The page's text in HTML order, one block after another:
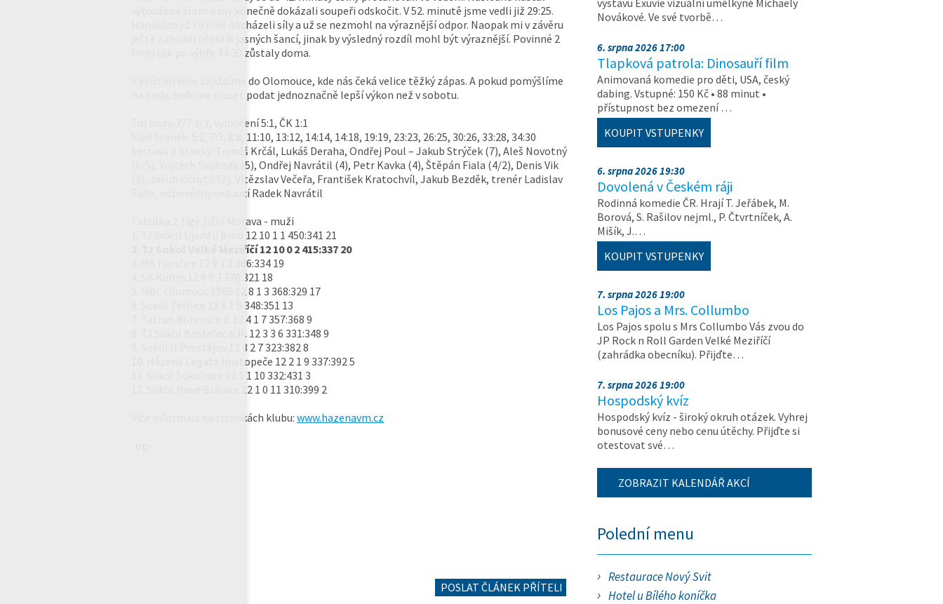
vytoužený zlom a my konečně dokázali soupeři odskočit. V 52. minutě jsme vedli již 29:25.
Hanákům již citelně docházeli síly a už se nezmohl na výraznější odpor. Naopak mi v závěru
ještě zahodili několik jasných šancí, jinak by výsledný rozdíl mohl být výraznější. Povinné 2
body tak po výhře 34:30 zůstaly doma.
V příštím kole zajíždíme do Olomouce, kde nás čeká velice těžký zápas. A pokud pomýšlíme
na body, budeme muset podat jednoznačně lepší výkon než v sobotu.
7m hody: 7/7:3/3, vyloučení 5:1, ČK 1:1
Sled branek: 5:2, 7:3, 8:8, 11:10, 13:12, 14:14, 14:18, 19:19, 23:23, 26:25, 30:26, 33:28, 34:30
Sestava a branky: Tomáš Krčál, Lukáš Deraha, Ondřej Poul – Jakub Strýček (7), Aleš Novotný
(6/5), Vojtěch Svoboda (5), Ondřej Navrátil (4), Petr Kavka (4), Štěpán Fiala (4/2), Denis Vik
(2), Jakub Uchytil (2), Vítězslav Večeřa, František Kratochvíl, Jakub Bezděk, trenér Ladislav
Šidlo, odpovědný vedoucí Radek Navrátil
Tabulka 2. ligy Jižní Morava - muži
1. TJ Sokol Újezd u Brna 12 10 1 1 450:341 21
2. TJ Sokol Velké Meziříčí 12 10 0 2 415:337 20
3. HK Ivančice 12 9 1 2 386:334 19
4. SK Kuřim 12 9 0 3 376:321 18
5. HBC Olomouc 1966 12 8 1 3 368:329 17
6. Sokol Telnice 12 6 1 5 348:351 13
7. Tatran Bohunice B 12 4 1 7 357:368 9
8. TJ Sokol Kostelec n.H. 12 3 3 6 331:348 9
9. Sokol II Prostějov 12 3 2 7 323:382 8
10. Házená Legata Hustopeče 12 2 1 9 337:392 5
11. Sokol Sokolnice 12 1 1 10 332:431 3
12. Sokol Nové Bránice 12 1 0 11 310:399 2
Více informací na stránkách klubu: www.hazenavm.cz
POSLAT ČLÁNEK PŘÍTELI
výstavu Exuvie vizuální umělkyně Michaely
Novákové. Ve své tvorbě…
6. srpna 2026 17:00
Tlapková patrola: Dinosauří film
Animovaná komedie pro děti, USA, český
dabing. Vstupné: 150 Kč • 88 minut •
přístupnost bez omezení …
KOUPIT VSTUPENKY
6. srpna 2026 19:30
Dovolená v Českém ráji
Rodinná komedie ČR. Hrají T. Jeřábek, M.
Borová, S. Rašilov nejml., P. Čtvrtníček, A.
Mišík, J.…
KOUPIT VSTUPENKY
7. srpna 2026 19:00
Los Pajos a Mrs. Collumbo
Los Pajos spolu s Mrs Collumbo Vás zvou do
JP Rock n Roll Garden Velké Meziříčí
(zahrádka obecníku). Přijďte…
7. srpna 2026 19:00
Hospodský kvíz
Hospodský kvíz - široký okruh otázek. Vyhrej
bonusové ceny nebo cenu útěchy. Přijďte si
otestovat své…
ZOBRAZIT KALENDÁŘ AKCÍ
Polední menu
Restaurace Nový Svit
Hotel u Bílého koníčka